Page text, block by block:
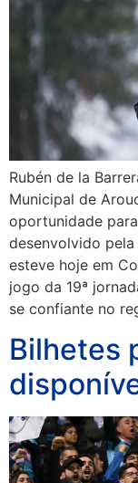
Rubén de la
Municipal de
oportunidade
desenvolvido
esteve hoje em
jogo da 19ª
se confiante no
Bilhetes